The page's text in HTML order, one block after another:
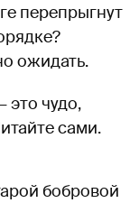
перепрыгнут
ожидать.
это чудо,
сами.
бобровой